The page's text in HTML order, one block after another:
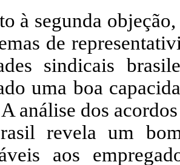
à segunda
de
sindicais
uma boa
análise dos
revela um
aos